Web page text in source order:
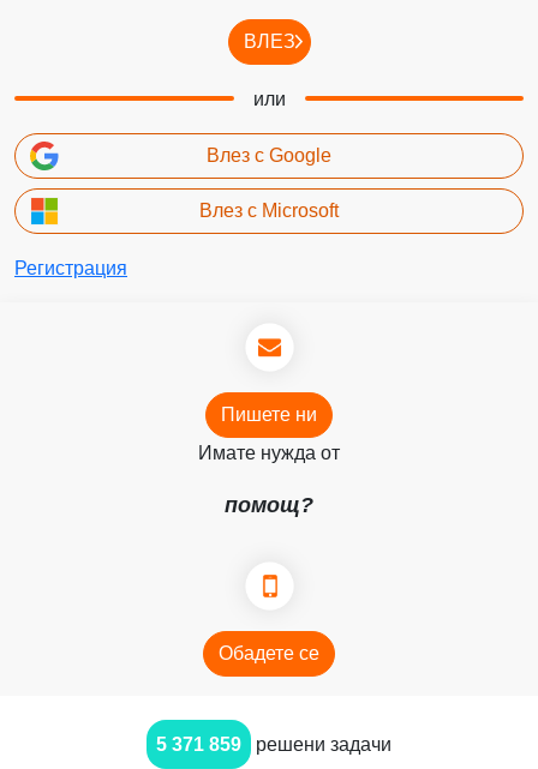
ВЛЕЗ
или
Влез с Google
Влез с Microsoft
Регистрация
Пишете ни
Имате нужда от
помощ?
Обадете се
5 371 859 решени задачи